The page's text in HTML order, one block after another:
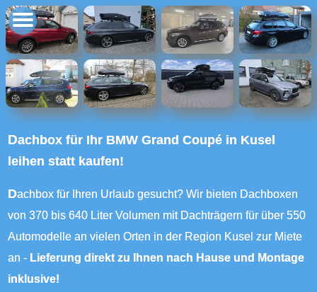
Dachbox für Ihr BMW Grand Coupé in Kusel
leihen statt kaufen!
Dachbox für Ihren Urlaub gesucht? Wir bieten Dachboxen
von 370 bis 640 Liter Volumen mit Dachträgern für über 550
Automodelle an vielen Orten in der Region Kusel zur Miete
an - Lieferung direkt zu Ihnen nach Hause und Montage
inklusive!